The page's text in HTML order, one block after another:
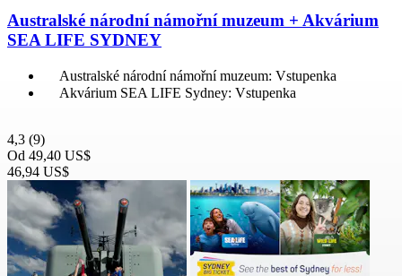
Australské národní námořní muzeum + Akvárium
SEA LIFE SYDNEY
Australské národní námořní muzeum: Vstupenka
Akvárium SEA LIFE Sydney: Vstupenka
4,3 (9)
Od 49,40 US$
46,94 US$